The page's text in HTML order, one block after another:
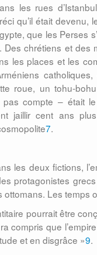
les rues
qu’il était devenu,
que les Perses
chrétiens et des
les places et les
catholiques,
roue, un tohu-
compte – était
jaillir cent ans
7.
les deux fictions,
protagonistes
Les temps
pourrait être
compris que
et en disgrâce »9.